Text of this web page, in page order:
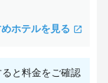
ホテルを見る
と料金をご確認